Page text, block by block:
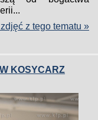
z tego tematu »
KOSYCARZ